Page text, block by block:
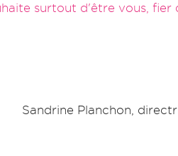
surtout d'être vous,
Sandrine Planchon,